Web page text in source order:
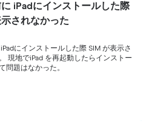
iPadにインストールした際
されなかった
にインストールした際 SIM が表示さ
現地でiPad を再起動したらインストー
問題はなかった。